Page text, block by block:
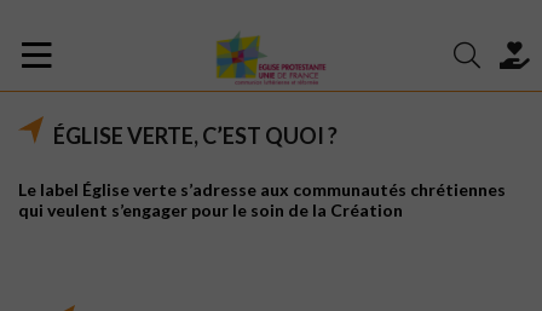
ÉGLISE VERTE, C’EST QUOI ?
Le label Église verte s’adresse aux communautés chrétiennes
qui veulent s’engager pour le soin de la Création